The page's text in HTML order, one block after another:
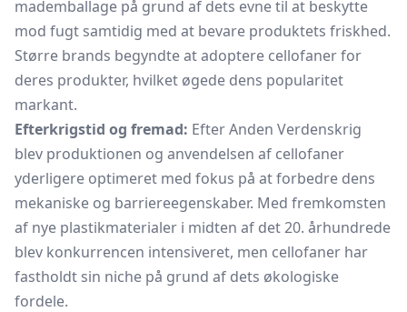
mademballage på grund af dets evne til at beskytte
mod fugt samtidig med at bevare produktets friskhed.
Større brands begyndte at adoptere cellofaner for
deres produkter, hvilket øgede dens popularitet
markant.
Efterkrigstid og fremad: Efter Anden Verdenskrig
blev produktionen og anvendelsen af cellofaner
yderligere optimeret med fokus på at forbedre dens
mekaniske og barriereegenskaber. Med fremkomsten
af nye plastikmaterialer i midten af det 20. århundrede
blev konkurrencen intensiveret, men cellofaner har
fastholdt sin niche på grund af dets økologiske
fordele.